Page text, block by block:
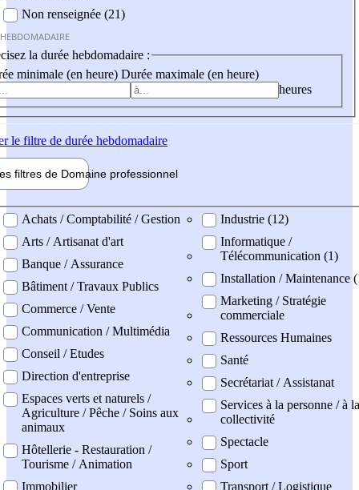
Non renseignée (21)
la durée hebdomadaire :
minimale (en heure) Durée maximale (en heure)
heures
le filtre de durée hebdomadaire
filtres de Domaine professionnel
professionel
Achats / Comptabilité / Gestion
Arts / Artisanat d'art
Banque / Assurance
Bâtiment / Travaux Publics
Commerce / Vente
Communication / Multimédia
Conseil / Etudes
Direction d'entreprise
Espaces verts et naturels /
Agriculture / Pêche / Soins aux
animaux
Hôtellerie - Restauration /
Tourisme / Animation
Immobilier
Industrie (12)
Informatique /
Télécommunication (1)
Installation / Maintenance
Marketing / Stratégie
commerciale
Ressources Humaines
Santé
Secrétariat / Assistanat
Services à la personne / à la
collectivité
Spectacle
Sport
Transport / Logistique